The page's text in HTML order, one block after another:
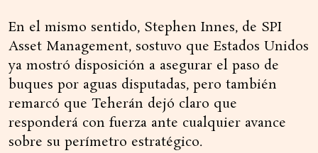
En el mismo sentido, Stephen Innes, de SPI
Asset Management, sostuvo que Estados Unidos
ya mostró disposición a asegurar el paso de
buques por aguas disputadas, pero también
remarcó que Teherán dejó claro que
responderá con fuerza ante cualquier avance
sobre su perímetro estratégico.